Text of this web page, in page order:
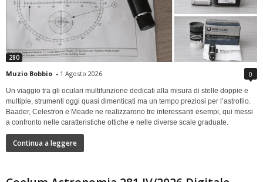
280
Muzio Bobbio - 1 Agosto 2026 0
Un viaggio tra gli oculari multifunzione dedicati alla misura di stelle doppie e
multiple, strumenti oggi quasi dimenticati ma un tempo preziosi per l’astrofilo.
Baader, Celestron e Meade ne realizzarono tre interessanti esempi, qui messi
a confronto nelle caratteristiche ottiche e nelle diverse scale graduate.
Continua a leggere